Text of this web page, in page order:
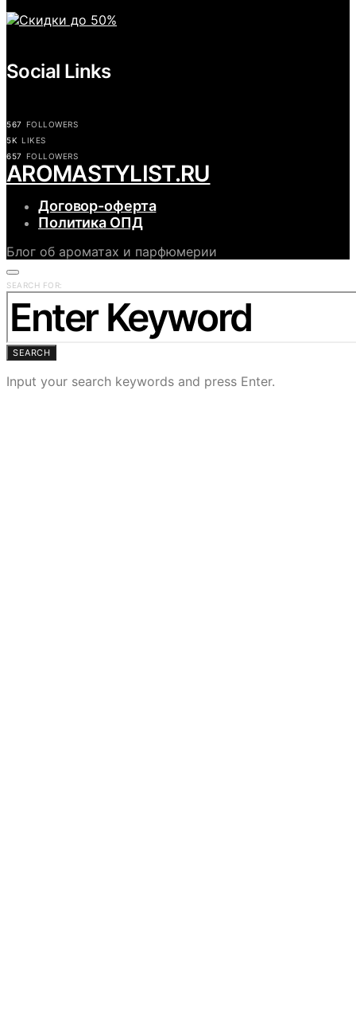
Social Links
567 FOLLOWERS
5K LIKES
657 FOLLOWERS
АROMASTYLIST.RU
Договор-оферта
Политика ОПД
Блог об ароматах и парфюмерии
SEARCH FOR:
SEARCH
Input your search keywords and press Enter.